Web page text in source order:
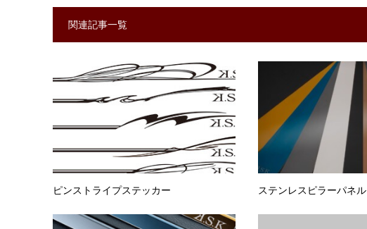
関連記事一覧
ピンストライプステッカー ステンレスピラーパネル